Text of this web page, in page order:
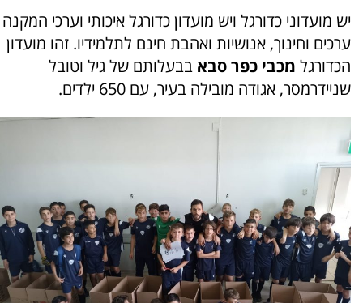
יש מועדוני כדורגל ויש מועדון כדורגל איכותי וערכי המקנה
ערכים וחינוך, אנושיות ואהבת חינם לתלמידיו. זהו מועדון
הכדורגל מכבי כפר סבא בבעלותם של גיל וטובל
שניידרמסר, אגודה מובילה בעיר, עם 650 ילדים.